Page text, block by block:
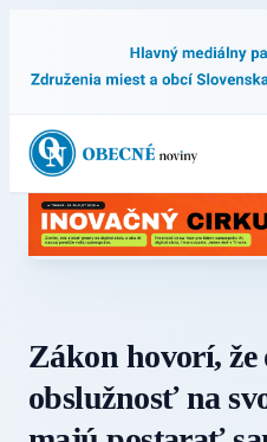
Zákon hovorí,
obslužnosť na